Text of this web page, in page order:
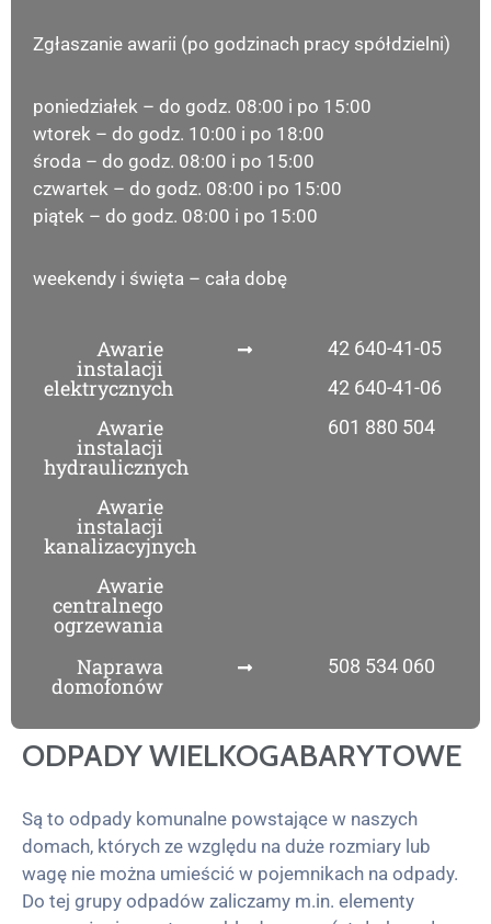
Zgłaszanie awarii (po godzinach pracy spółdzielni)
poniedziałek – do godz. 08:00 i po 15:00
wtorek – do godz. 10:00 i po 18:00
środa – do godz. 08:00 i po 15:00
czwartek – do godz. 08:00 i po 15:00
piątek – do godz. 08:00 i po 15:00
weekendy i święta – cała dobę
Awarie
instalacji
elektrycznych
Awarie
instalacji
hydraulicznych
Awarie
instalacji
kanalizacyjnych
Awarie
centralnego
ogrzewania
42 640-41-05
42 640-41-06
601 880 504
Naprawa
domofonów
508 534 060
ODPADY WIELKOGABARYTOWE
Są to odpady komunalne powstające w naszych
domach, których ze względu na duże rozmiary lub
wagę nie można umieścić w pojemnikach na odpady.
Do tej grupy odpadów zaliczamy m.in. elementy